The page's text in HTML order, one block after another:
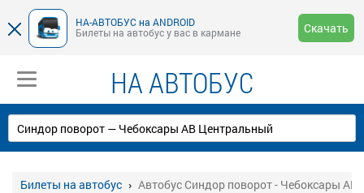
НА-АВТОБУС на ANDROID
Билеты на автобус у вас в кармане
Скачать
НА АВТОБУС
Билеты на автобус Автобус Синдор поворот - Чебоксары